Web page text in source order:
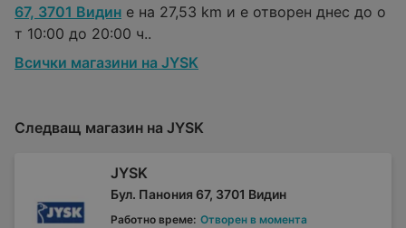
67, 3701 Видин е на 27,53 km и е отворен днес до о
т 10:00 до 20:00 ч..
Всички магазини на JYSK
Следващ магазин на JYSK
JYSK
Бул. Панония 67, 3701 Видин
Работно време: Отворен в момента